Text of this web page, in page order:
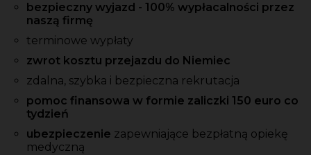
bezpieczny wyjazd - 100% wypłacalności przez
naszą firmę
terminowe wypłaty
zwrot kosztu przejazdu do Niemiec
zdalna, szybka i bezpieczna rekrutacja
pomoc finansowa w formie zaliczki 150 euro co
tydzień
ubezpieczenie zapewniające bezpłatną opiekę
medyczną